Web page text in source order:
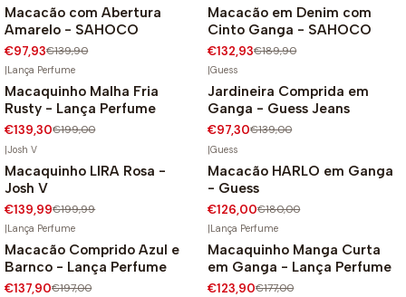
-30%
Macacão com Abertura
Amarelo - SAHOCO
€97,93€139,90
-30%
Macacão em Denim com
Cinto Ganga - SAHOCO
€132,93€189,90
-30%
Lança Perfume
Macaquinho Malha Fria
Rusty - Lança Perfume
€139,30€199,00
-30%
|Guess
Jardineira Comprida em
Ganga - Guess Jeans
€97,30€139,00
-30%
|Josh V
Macaquinho LIRA Rosa -
Josh V
€139,99€199,99
-30%
|Guess
Macacão HARLO em Ganga
- Guess
€126,00€180,00
-30%
|Lança Perfume
Macacão Comprido Azul e
Barnco - Lança Perfume
€137,90€197,00
-30%
|Lança Perfume
Macaquinho Manga Curta
em Ganga - Lança Perfume
€123,90€177,00